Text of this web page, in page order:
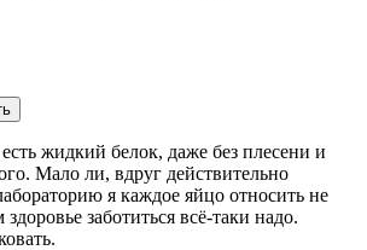
жидкий белок, даже без плесени и
Мало ли, вдруг действительно
я каждое яйцо относить не
здоровье заботиться всё-таки надо.